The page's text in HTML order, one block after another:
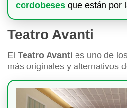
cordobeses que están por
Teatro Avanti
El Teatro Avanti es uno de
más originales y alternativos